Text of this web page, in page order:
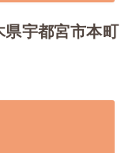
宇都宮市本町